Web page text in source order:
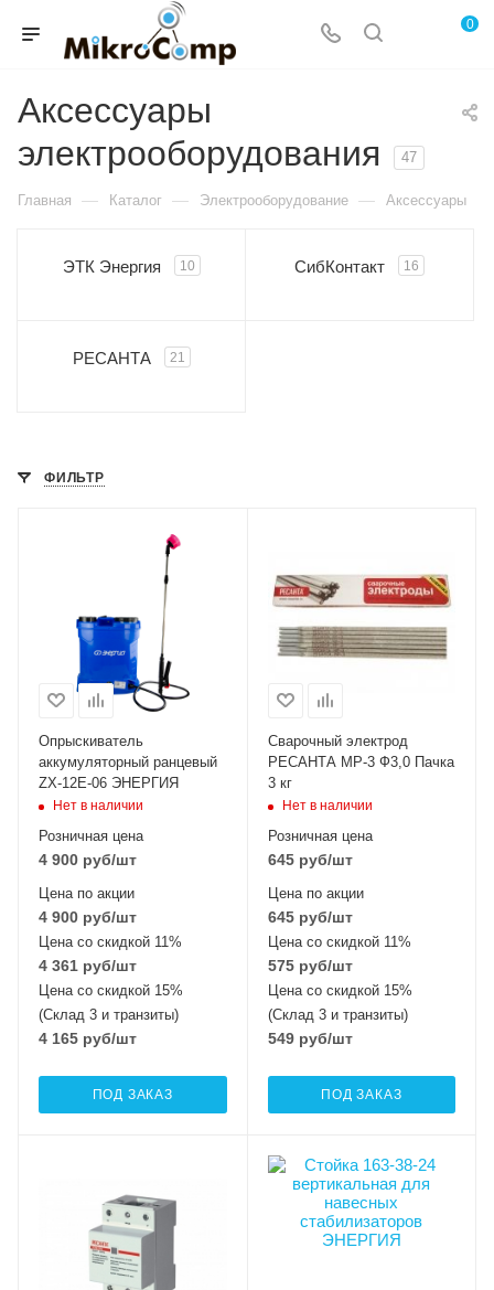
0
Аксессуары
электрооборудования
47
Главная — Каталог — Электрооборудование — Аксессуары
ЭТК Энергия 10 СибКонтакт 16
РЕСАНТА 21
ФИЛЬТР
Опрыскиватель
аккумуляторный ранцевый
ZX-12E-06 ЭНЕРГИЯ
Нет в наличии
Розничная цена
4 900 руб/шт
Цена по акции
4 900 руб/шт
Цена со скидкой 11%
4 361 руб/шт
Цена со скидкой 15%
(Склад 3 и транзиты)
4 165 руб/шт
ПОД ЗАКАЗ
Сварочный электрод
РЕСАНТА МР-3 Ф3,0 Пачка
3 кг
Нет в наличии
Розничная цена
645руб/шт
Цена по акции
645руб/шт
Цена со скидкой 11%
575руб/шт
Цена со скидкой 15%
(Склад 3 и транзиты)
549руб/шт
ПОД ЗАКАЗ